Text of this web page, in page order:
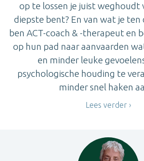
op te lossen je juist weghoudt
diepste bent? En van wat je ten
ben ACT-coach & -therapeut en
op hun pad naar aanvaarden
en minder leuke
psychologische houding te
minder snel haken
Lees verder